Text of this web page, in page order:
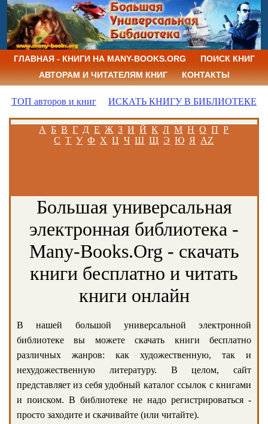
ГЛАВНАЯ - КНИГИ НА MANY-BOOKS.ORG
ПОИСК КНИГ
АВТОРАМ И ЧИТАТЕЛЯМ КНИГ
КОНТАКТЫ
ТОП авторов и книг ИСКАТЬ КНИГУ В БИБЛИОТЕКЕ
А Б В Г Д Е Ж З И Й К Л М Н О П Р
С Т У Ф Х Ц Ч Ш Щ Э Ю Я AZ
Большая универсальная
электронная библиотека -
Many-Books.Org - скачать
книги бесплатно и читать
книги онлайн
В нашей большой универсальной электронной
библиотеке вы можете скачать книги бесплатно
различных жанров: как художественную, так и
нехудожественную литературу. В целом, сайт
представляет из себя удобный каталог ссылок с книгами
и поиском. В библиотеке не надо регистрироваться -
просто заходите и скачивайте (или читайте).